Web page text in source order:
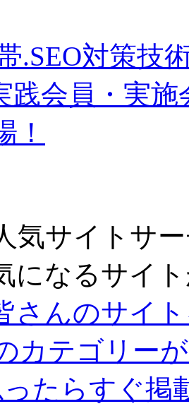
気サイトサ
なるサイト
さんのサイ
カテゴリー
たらすぐ掲